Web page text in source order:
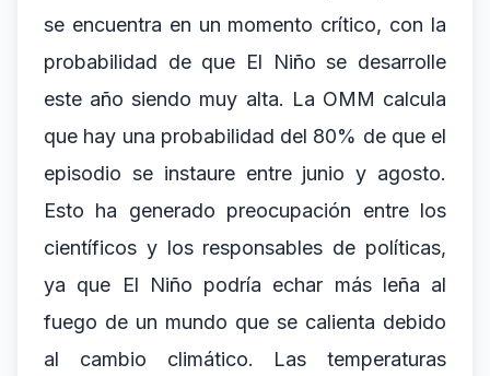
se encuentra en un momento crítico, con la
probabilidad de que El Niño se desarrolle
este año siendo muy alta. La OMM calcula
que hay una probabilidad del 80% de que el
episodio se instaure entre junio y agosto.
Esto ha generado preocupación entre los
científicos y los responsables de políticas,
ya que El Niño podría echar más leña al
fuego de un mundo que se calienta debido
al cambio climático. Las temperaturas